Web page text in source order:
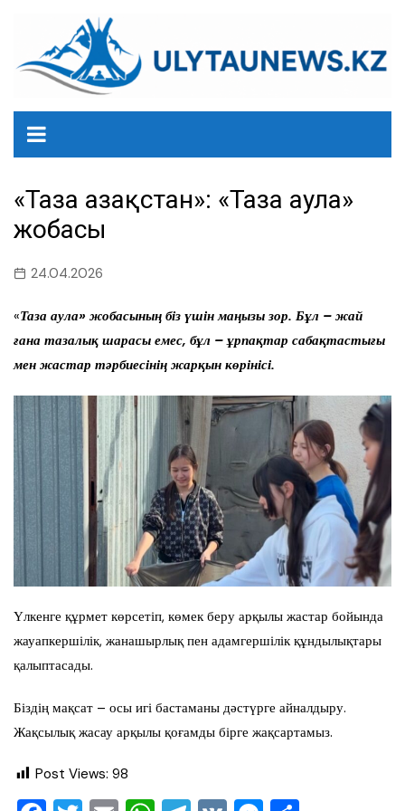
содержанию
«Таза Қазақстан»: «Таза аула»
жобасы
24.04.2026
«Таза аула» жобасының біз үшін маңызы зор. Бұл – жай
ғана тазалық шарасы емес, бұл – ұрпақтар сабақтастығы
мен жастар тәрбиесінің жарқын көрінісі.
Үлкенге құрмет көрсетіп, көмек беру арқылы жастар бойында
жауапкершілік, жанашырлық пен адамгершілік құндылықтары
қалыптасады.
Біздің мақсат – осы игі бастаманы дәстүрге айналдыру.
Жақсылық жасау арқылы қоғамды бірге жақсартамыз.
Post Views: 98